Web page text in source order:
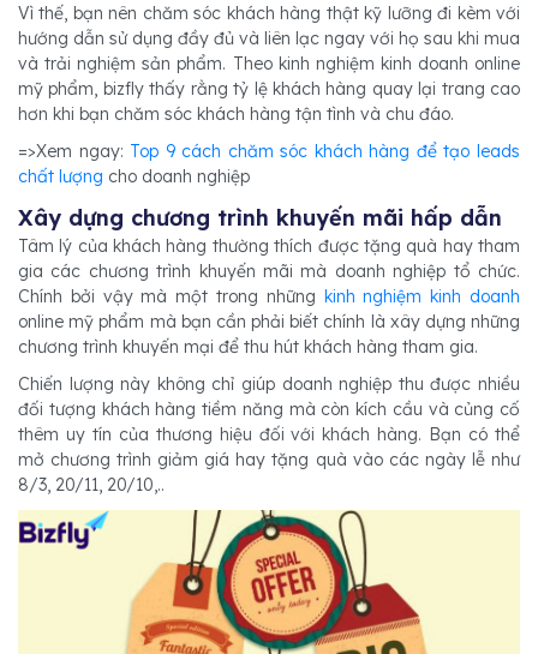
Vì thế, bạn nên chăm sóc khách hàng thật kỹ lưỡng đi kèm với
hướng dẫn sử dụng đầy đủ và liên lạc ngay với họ sau khi mua
và trải nghiệm sản phẩm. Theo kinh nghiệm kinh doanh online
mỹ phẩm, bizfly thấy rằng tỷ lệ khách hàng quay lại trang cao
hơn khi bạn chăm sóc khách hàng tận tình và chu đáo.
=>Xem ngay: Top 9 cách chăm sóc khách hàng đểtạo leads
chất lượng cho doanh nghiệp
Xây dựng chương trình khuyến mãi hấp dẫn
Tâm lý của khách hàng thường thích được tặng quà hay tham
gia các chương trình khuyến mãi mà doanh nghiệp tổ chức.
Chính bởi vậy mà một trong những kinh nghiệm kinh doanh
online mỹ phẩm mà bạn cần phải biết chính là xây dựng những
chương trình khuyến mại để thu hút khách hàng tham gia.
Chiến lượng này không chỉ giúp doanh nghiệp thu được nhiều
đối tượng khách hàng tiềm năng mà còn kích cầu và củng cố
thêm uy tín của thương hiệu đối với khách hàng. Bạn có thể
mở chương trình giảm giá hay tặng quà vào các ngày lễ như
8/3, 20/11, 20/10,..